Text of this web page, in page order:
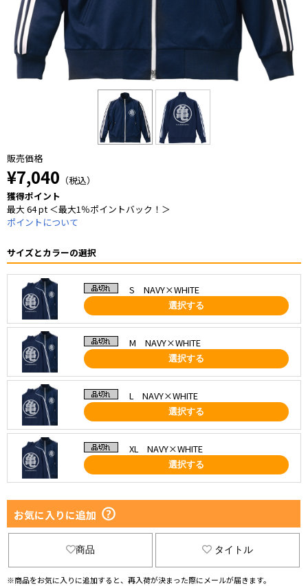
販売価格
¥7,040 （税込）
獲得ポイント
最大 64 pt ＜最大1％ポイントバック！＞
ポイントについて
サイズとカラーの選択
S NAVY×WHITE
選択する
M NAVY×WHITE
選択する
L NAVY×WHITE
選択する
XL NAVY×WHITE
選択する
お気に入りに追加
商品 タイトル
※商品をお気に入りに追加すると、再入荷が決まった際にメールが届きます。